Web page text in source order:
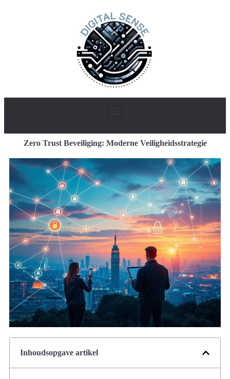
Zero Trust Beveiliging: Moderne Veiligheidsstrategie
Inhoudsopgave artikel